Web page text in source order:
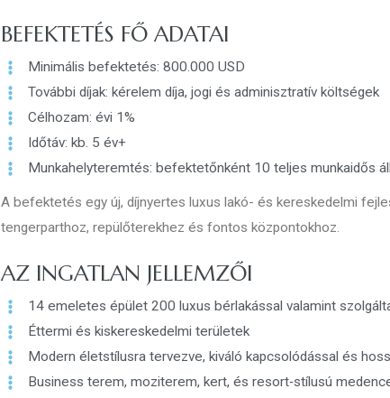
BEFEKTETÉS FŐ ADATAI
Minimális befektetés: 800.000 USD
További díjak: kérelem díja, jogi és adminisztratív költségek
Célhozam: évi 1%
Időtáv: kb. 5 év+
Munkahelyteremtés: befektetőnként 10 teljes munkaidős
A befektetés egy új, díjnyertes luxus lakó- és kereskedelmi
tengerparthoz, repülőterekhez és fontos központokhoz.
AZ INGATLAN JELLEMZŐI
14 emeletes épület 200 luxus bérlakással valamint
Éttermi és kiskereskedelmi területek
Modern életstílusra tervezve, kiváló kapcsolódással és
Business terem, moziterem, kert, és resort‑stílusú